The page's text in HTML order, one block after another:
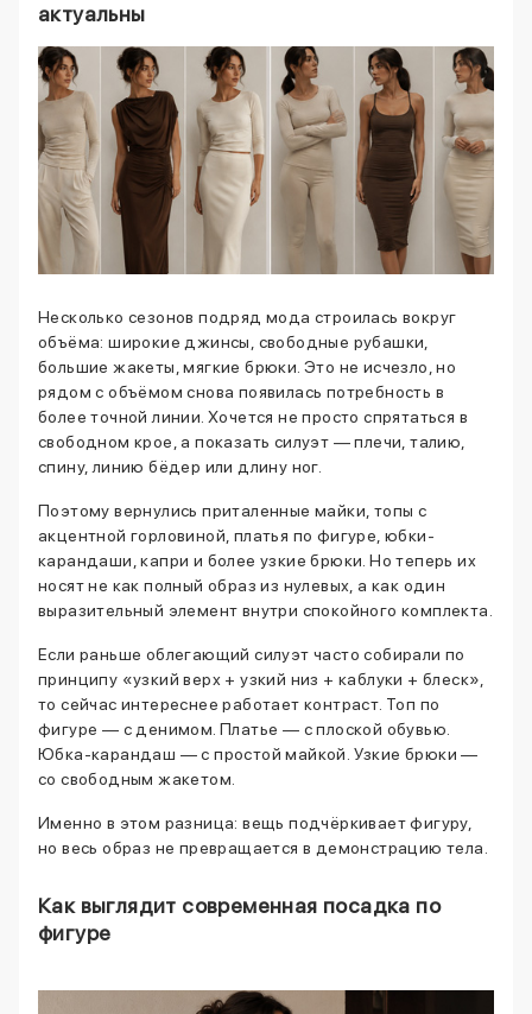
актуальны
Несколько сезонов подряд мода строилась вокруг
объёма: широкие джинсы, свободные рубашки,
большие жакеты, мягкие брюки. Это не исчезло, но
рядом с объёмом снова появилась потребность в
более точной линии. Хочется не просто спрятаться в
свободном крое, а показать силуэт — плечи, талию,
спину, линию бёдер или длину ног.
Поэтому вернулись приталенные майки, топы с
акцентной горловиной, платья по фигуре, юбки-
карандаши, капри и более узкие брюки. Но теперь их
носят не как полный образ из нулевых, а как один
выразительный элемент внутри спокойного комплекта.
Если раньше облегающий силуэт часто собирали по
принципу «узкий верх + узкий низ + каблуки + блеск»,
то сейчас интереснее работает контраст. Топ по
фигуре — с денимом. Платье — с плоской обувью.
Юбка-карандаш — с простой майкой. Узкие брюки —
со свободным жакетом.
Именно в этом разница: вещь подчёркивает фигуру,
но весь образ не превращается в демонстрацию тела.
Как выглядит современная посадка по
фигуре